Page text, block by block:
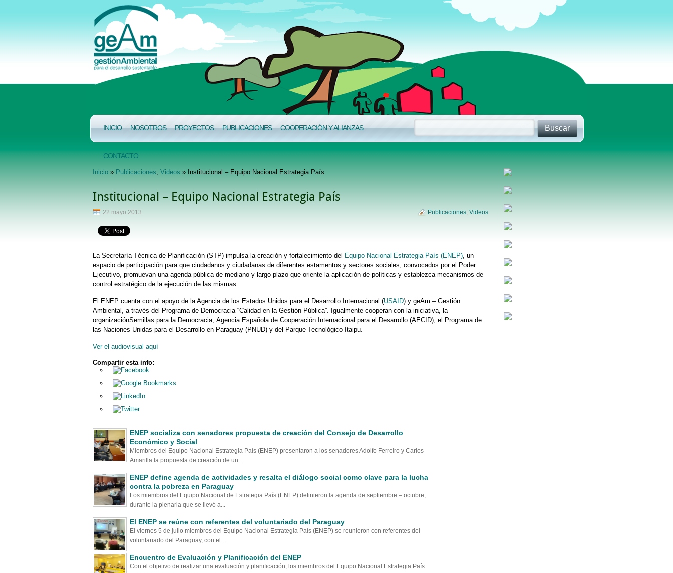
INICIO NOSOTROS PROYECTOS PUBLICACIONES COOPERACIÓN Y ALIANZAS
CONTACTO
Inicio» Publicaciones, Videos » Institucional – Equipo Nacional Estrategia País
Institucional – Equipo Nacional Estrategia País
22 mayo 2013 Publicaciones, Videos
La Secretaría Técnica de Planificación (STP) impulsa la creación y fortalecimiento del Equipo Nacional Estrategia País (ENEP), un
espacio de participación para que ciudadanos y ciudadanas de diferentes estamentos y sectores sociales, convocados por el Poder
Ejecutivo, promuevan una agenda pública de mediano y largo plazo que oriente la aplicación de políticas y establezca mecanismos de
control estratégico de la ejecución de las mismas.
El ENEP cuenta con el apoyo de la Agencia de los Estados Unidos para el Desarrollo Internacional (USAID) y geAm – Gestión
Ambiental, a través del Programa de Democracia “Calidad en la Gestión Pública”. Igualmente cooperan con la iniciativa, la
organizaciónSemillas para la Democracia, Agencia Española de Cooperación Internacional para el Desarrollo (AECID); el Programa de
las Naciones Unidas para el Desarrollo en Paraguay (PNUD) y del Parque Tecnológico Itaipu.
Ver el audiovisual aquí
Compartir esta info:
ENEP socializa con senadores propuesta de creación del Consejo de Desarrollo
Económico y Social
Miembros del Equipo Nacional Estrategia País (ENEP) presentaron a los senadores Adolfo Ferreiro y Carlos
Amarilla la propuesta de creación de un...
ENEP define agenda de actividades y resalta el diálogo social como clave para la lucha
contra la pobreza en Paraguay
Los miembros del Equipo Nacional de Estrategia País (ENEP) definieron la agenda de septiembre – octubre,
durante la plenaria que se llevó a...
El ENEP se reúne con referentes del voluntariado del Paraguay
El viernes 5 de julio miembros del Equipo Nacional Estrategia País (ENEP) se reunieron con referentes del
voluntariado del Paraguay, con el...
Encuentro de Evaluación y Planificación del ENEP
Con el objetivo de realizar una evaluación y planificación, los miembros del Equipo Nacional Estrategia País